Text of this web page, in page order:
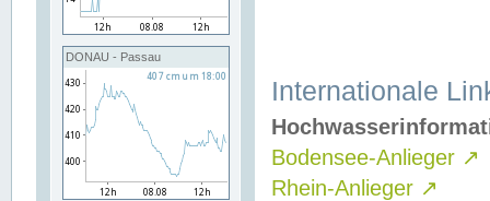
DONAU - Passau
Internationale
Bodensee-Anlieger ↗
Rhein-Anlieger ↗